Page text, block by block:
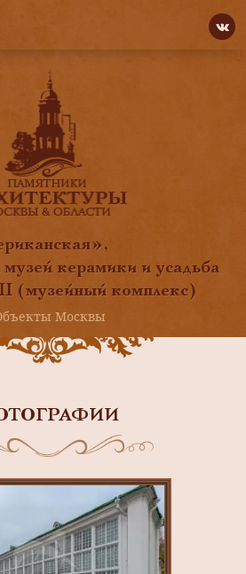
музей керамики и усадьба
(музейный комплекс)
Москвы